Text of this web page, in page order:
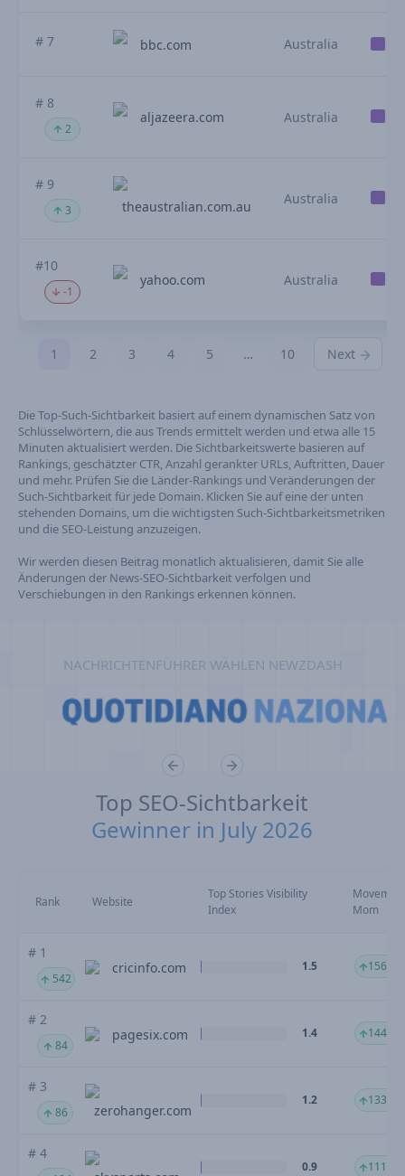
# 7 bbc.com Australia
# 8
2
aljazeera.com Australia
# 9
3 theaustralian.com.au Australia
#10
-1
yahoo.com Australia
1 2 3 4 5 … 10 Next
Die Top-Such-Sichtbarkeit basiert auf einem dynamischen Satz von
Schlüsselwörtern, die aus Trends ermittelt werden und etwa alle 15
Minuten aktualisiert werden. Die Sichtbarkeitswerte basieren auf
Rankings, geschätzter CTR, Anzahl gerankter URLs, Auftritten, Dauer
und mehr. Prüfen Sie die Länder-Rankings und Veränderungen der
Such-Sichtbarkeit für jede Domain. Klicken Sie auf eine der unten
stehenden Domains, um die wichtigsten Such-Sichtbarkeitsmetriken
und die SEO-Leistung anzuzeigen.
Wir werden diesen Beitrag monatlich aktualisieren, damit Sie alle
Änderungen der News-SEO-Sichtbarkeit verfolgen und
Verschiebungen in den Rankings erkennen können.
NACHRICHTENFÜHRER WÄHLEN NEWZDASH
Top SEO-Sichtbarkeit
Gewinner in July 2026
Rank Website
Top Stories Visibility
Index
Mom
# 1
542
cricinfo.com 1.5 1568.9
# 2
84
pagesix.com 1.4 144.62
# 3
86 zerohanger.com
1.2 133.29
# 4
0.9 111.34